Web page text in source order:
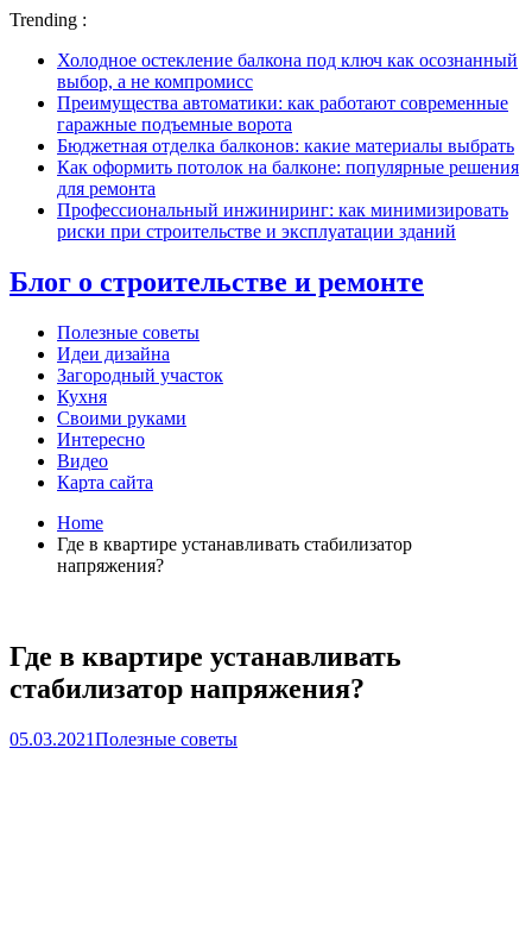
Trending :
Холодное остекление балкона под ключ как осознанный
выбор, а не компромисс
Преимущества автоматики: как работают современные
гаражные подъемные ворота
Бюджетная отделка балконов: какие материалы выбрать
Как оформить потолок на балконе: популярные решения
для ремонта
Профессиональный инжиниринг: как минимизировать
риски при строительстве и эксплуатации зданий
Блог о строительстве и ремонте
Полезные советы
Идеи дизайна
Загородный участок
Кухня
Своими руками
Интересно
Видео
Карта сайта
Home
Где в квартире устанавливать стабилизатор
напряжения?
Где в квартире устанавливать
стабилизатор напряжения?
05.03.2021Полезные советы